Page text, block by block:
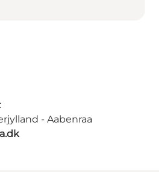
- Aabenraa